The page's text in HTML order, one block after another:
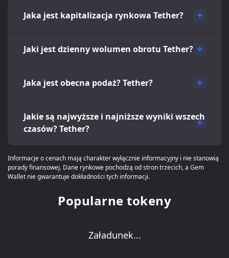
Jaka jest kapitalizacja rynkowa Tether?
Jaki jest dzienny wolumen obrotu Tether?
Jaka jest obecna podaż? Tether?
Jakie są najwyższe i najniższe wyniki wszech
czasów? Tether?
Informacje o cenach mają charakter wyłącznie informacyjny i nie stanowią
porady finansowej. Dane rynkowe pochodzą od stron trzecich, a Gem
Wallet nie gwarantuje dokładności tych informacji.
Popularne tokeny
Załadunek...